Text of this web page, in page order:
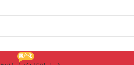
国产化